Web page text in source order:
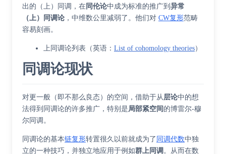
出的（上）同调，在同伦论中成为标准的推广到 异常
（上）同调论 ，中维数公里减弱了。他们对 CW复形范畴
容易刻画。
上同调论列表 （英语 ： List of cohomology theories）
同调论现状
对更一般（即不那么良态）的空间，借助于从 层论中的想
法得到同调论的许多推广，特别是 局部紧空间 的博雷尔-穆
尔同调 。
同调论的基本链复形转置很久以前就成为了 同调代数中独
立的一种技巧，并独立地应用于例如群上同调 。从而在数